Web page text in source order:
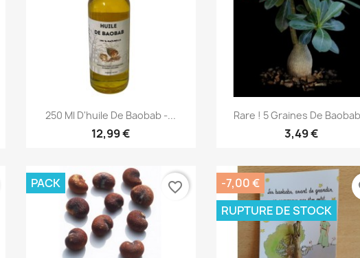
Aperçu rapide
250 Ml D'huile De Baobab -...
12,99 €
Aperçu rapide
Rare ! 5 Graines De
3,49 €
PACK favorite_border
-7,00 €
RUPTURE DE STOCK